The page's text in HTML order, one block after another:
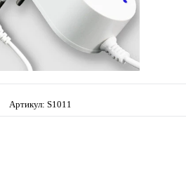
Артикул: S1011